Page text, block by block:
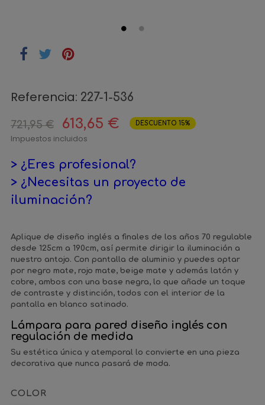
Referencia: 227-1-536
721,95 € 613,65 € DESCUENTO 15%
Impuestos incluidos
> ¿Eres profesional?
> ¿Necesitas un proyecto de
iluminación?
Aplique de diseño inglés a finales de los años 70 regulable
desde 125cm a 190cm, así permite dirigir la iluminación a
nuestro antojo. Con pantalla de aluminio y puedes optar
por negro mate, rojo mate, beige mate y además latón y
cobre, ambos con una base negra, lo que añade un toque
de contraste y distinción, todos con el interior de la
pantalla en blanco satinado.
Lámpara para pared diseño inglés con
regulación de medida
Su estética única y atemporal lo convierte en una pieza
decorativa que nunca pasará de moda.
COLOR